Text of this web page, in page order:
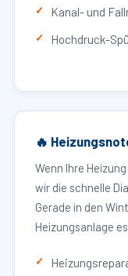
Kanal- und
Hochdruck-
🔥
Wenn Ihre
wir die schnelle
Gerade in den
Heizungsanlage